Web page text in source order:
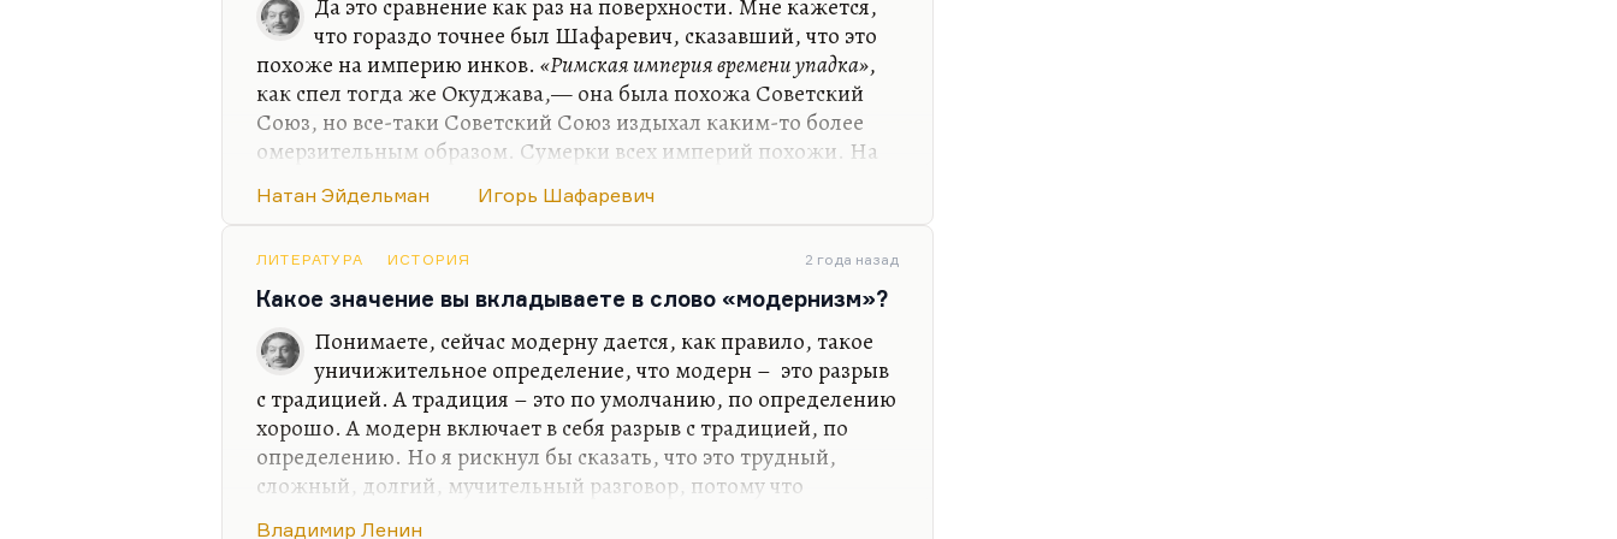
Да это сравнение как раз на поверхности. Мне кажется,
что гораздо точнее был Шафаревич, сказавший, что это
похоже на империю инков. «Римская империя времени упадка»,
как спел тогда же Окуджава,— она была похожа Советский
Союз, но все-таки Советский Союз издыхал каким-то более
омерзительным образом. Сумерки всех империй похожи. На
последний век русской империи, российской. А на советский,
всякие пароксизмы и миазмы,— это уже поздняя Византия. У
меня есть «Византийская баллада» или (что более правильное
название) «Византийский блюз», который я два раза читал во
всех местах. Это…
Натан Эйдельман Игорь Шафаревич
ЛИТЕРАТУРА ИСТОРИЯ 2 года назад
Какое значение вы вкладываете в слово «модернизм»?
Понимаете, сейчас модерну дается, как правило, такое
уничижительное определение, что модерн – это разрыв
с традицией. А традиция – это по умолчанию, по определению
хорошо. А модерн включает в себя разрыв с традицией, по
определению. Но я рискнул бы сказать, что это трудный,
сложный, долгий, мучительный разговор, потому что
Владимир Ленин